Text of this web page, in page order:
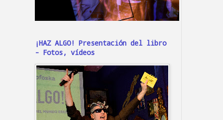
¡HAZ ALGO! Presentación del libro
- Fotos, vídeos